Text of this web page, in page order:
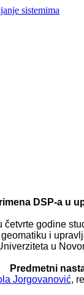
DSP-a u
četvrte godine
i
u
Predmetni
Jorgovanović,